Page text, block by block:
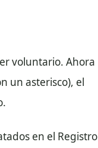
voluntario. Ahora
un asterisco), el
en el Registro